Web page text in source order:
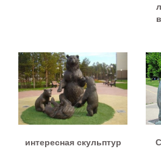
интересная скульптур